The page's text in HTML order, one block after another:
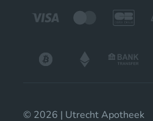
© 2026 | Utrecht Apotheek